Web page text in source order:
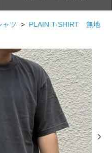
ツ > PLAIN T-SHIRT 無地